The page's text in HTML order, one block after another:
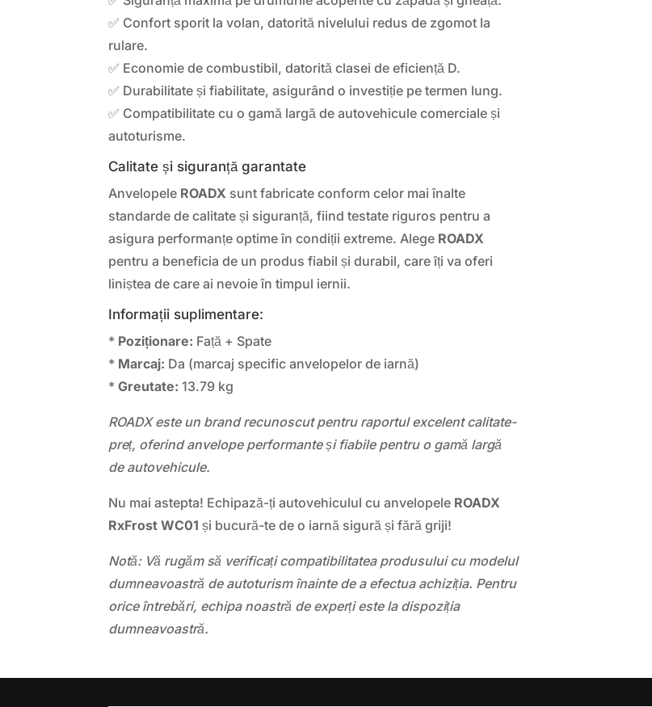
✅ Confort sporit la volan, datorită nivelului redus de zgomot la
rulare.
✅ Economie de combustibil, datorită clasei de eficiență D.
✅ Durabilitate și fiabilitate, asigurând o investiție pe termen lung.
✅ Compatibilitate cu o gamă largă de autovehicule comerciale și
autoturisme.
Calitate și siguranță garantate
Anvelopele ROADX sunt fabricate conform celor mai înalte
standarde de calitate și siguranță, fiind testate riguros pentru a
asigura performanțe optime în condiții extreme. Alege ROADX
pentru a beneficia de un produs fiabil și durabil, care îți va oferi
liniștea de care ai nevoie în timpul iernii.
Informații suplimentare:
* Poziționare: Față + Spate
* Marcaj: Da (marcaj specific anvelopelor de iarnă)
*Greutate: 13.79 kg
ROADX este un brand recunoscut pentru raportul excelent calitate-
preț, oferind anvelope performante și fiabile pentru o gamă largă
de autovehicule.
Nu mai astepta! Echipază-ți autovehiculul cu anvelopele ROADX
RxFrost WC01 și bucură-te de o iarnă sigură și fără griji!
Notă: Vă rugăm să verificați compatibilitatea produsului cu modelul
dumneavoastră de autoturism înainte de a efectua achiziția. Pentru
orice întrebări, echipa noastră de experți este la dispoziția
dumneavoastră.